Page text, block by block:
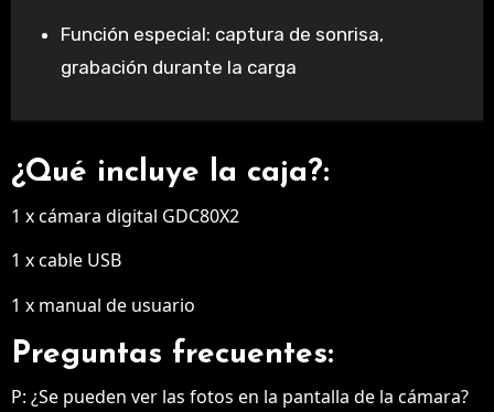
Función especial: captura de sonrisa,
grabación durante la carga
¿Qué incluye la caja?:
1 x cámara digital GDC80X2
1 x cable USB
1 x manual de usuario
Preguntas frecuentes:
P: ¿Se pueden ver las fotos en la pantalla de la cámara?